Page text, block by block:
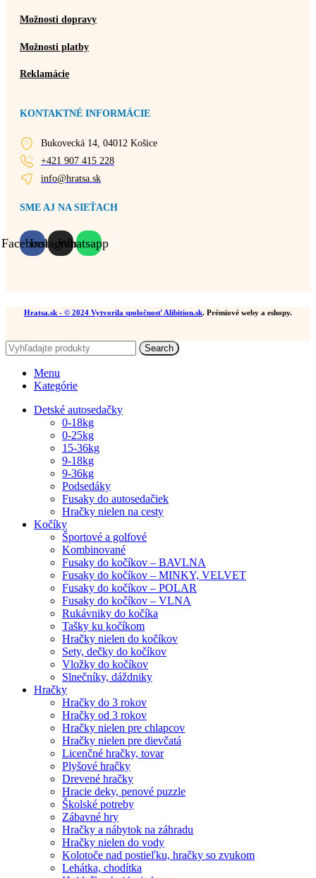
Možnosti dopravy
Možnosti platby
Reklamácie
KONTAKTNÉ INFORMÁCIE
Bukovecká 14, 04012 Košice
+421 907 415 228
info@hratsa.sk
SME AJ NA SIEŤACH
FacebookInstagramWhatsapp
Hratsa.sk - © 2024 Vytvorila spoločnosť Alibition.sk. Prémiové weby a eshopy.
Search
Menu
Kategórie
Detské autosedačky
0-18kg
0-25kg
15-36kg
9-18kg
9-36kg
Podsedáky
Fusaky do autosedačiek
Hračky nielen na cesty
Kočíky
Športové a golfové
Kombinované
Fusaky do kočíkov – BAVLNA
Fusaky do kočíkov – MINKY, VELVET
Fusaky do kočíkov – POLAR
Fusaky do kočíkov – VLNA
Rukávniky do kočíka
Tašky ku kočíkom
Hračky nielen do kočíkov
Sety, dečky do kočíkov
Vložky do kočíkov
Slnečníky, dáždniky
Hračky
Hračky do 3 rokov
Hračky od 3 rokov
Hračky nielen pre chlapcov
Hračky nielen pre dievčatá
Licenčné hračky, tovar
Plyšové hračky
Drevené hračky
Hracie deky, penové puzzle
Školské potreby
Zábavné hry
Hračky a nábytok na záhradu
Hračky nielen do vody
Kolotoče nad postieľku, hračky so zvukom
Lehátka, chodítka